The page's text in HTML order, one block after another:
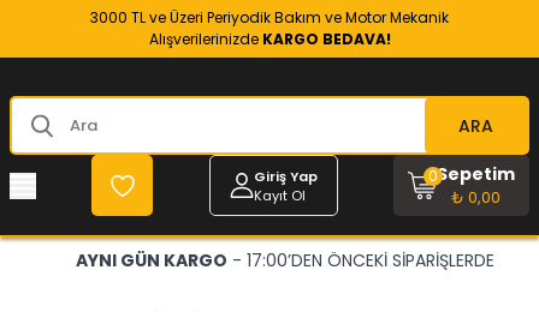
3000 TL ve Üzeri Periyodik Bakım ve Motor Mekanik
Alışverilerinizde KARGO BEDAVA!
ARA
Giriş Yap
Kayıt Ol
Sepetim
₺ 0,00
0
AYNI GÜN KARGO - 17:00’DEN ÖNCEKİ SİPARİŞLERDE